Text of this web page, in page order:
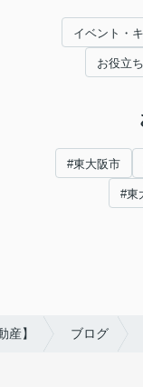
イベント・
お役立
#東大阪市
#東
】 ブログ